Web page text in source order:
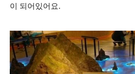
이 되어있어요.